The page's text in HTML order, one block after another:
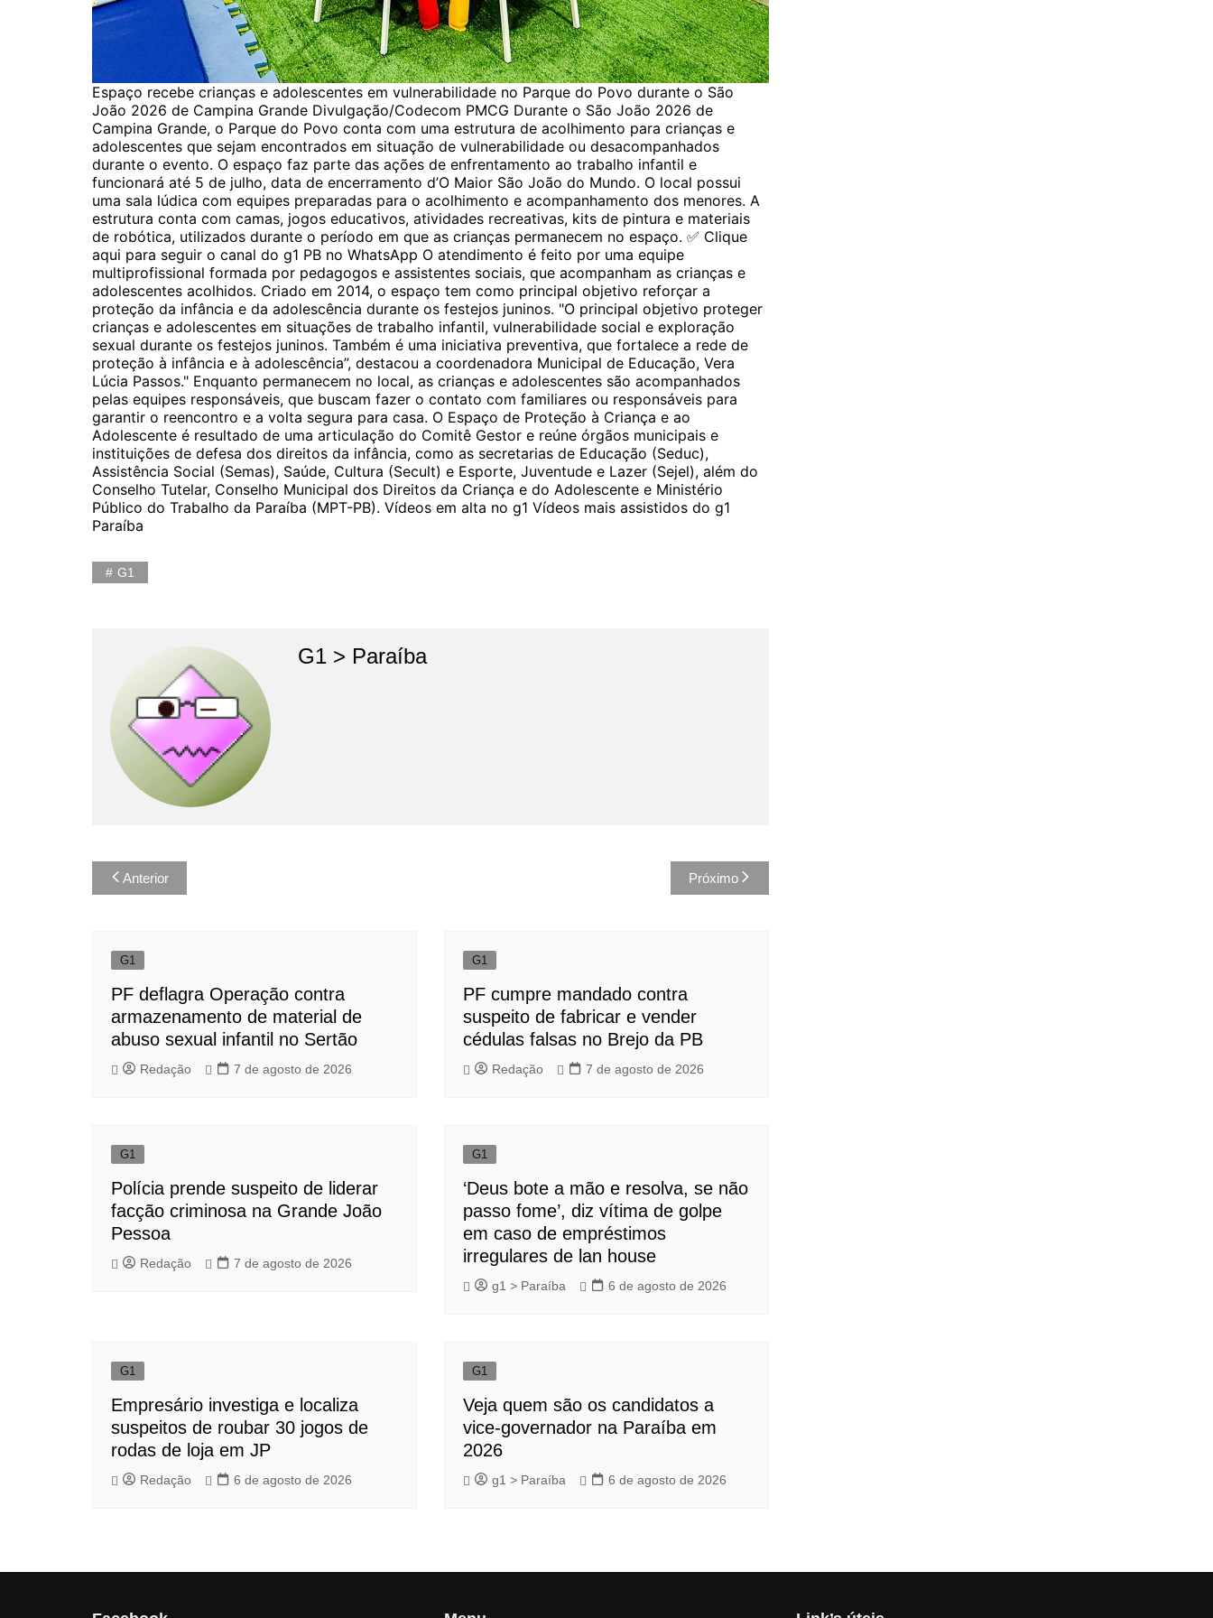
Espaço recebe crianças e adolescentes em vulnerabilidade no Parque do Povo durante o São
João 2026 de Campina Grande Divulgação/Codecom PMCG Durante o São João 2026 de
Campina Grande, o Parque do Povo conta com uma estrutura de acolhimento para crianças e
adolescentes que sejam encontrados em situação de vulnerabilidade ou desacompanhados
durante o evento. O espaço faz parte das ações de enfrentamento ao trabalho infantil e
funcionará até 5 de julho, data de encerramento d’O Maior São João do Mundo. O local possui
uma sala lúdica com equipes preparadas para o acolhimento e acompanhamento dos menores. A
estrutura conta com camas, jogos educativos, atividades recreativas, kits de pintura e materiais
de robótica, utilizados durante o período em que as crianças permanecem no espaço. ✅ Clique
aqui para seguir o canal do g1 PB no WhatsApp O atendimento é feito por uma equipe
multiprofissional formada por pedagogos e assistentes sociais, que acompanham as crianças e
adolescentes acolhidos. Criado em 2014, o espaço tem como principal objetivo reforçar a
proteção da infância e da adolescência durante os festejos juninos. "O principal objetivo proteger
crianças e adolescentes em situações de trabalho infantil, vulnerabilidade social e exploração
sexual durante os festejos juninos. Também é uma iniciativa preventiva, que fortalece a rede de
proteção à infância e à adolescência”, destacou a coordenadora Municipal de Educação, Vera
Lúcia Passos." Enquanto permanecem no local, as crianças e adolescentes são acompanhados
pelas equipes responsáveis, que buscam fazer o contato com familiares ou responsáveis para
garantir o reencontro e a volta segura para casa. O Espaço de Proteção à Criança e ao
Adolescente é resultado de uma articulação do Comitê Gestor e reúne órgãos municipais e
instituições de defesa dos direitos da infância, como as secretarias de Educação (Seduc),
Assistência Social (Semas), Saúde, Cultura (Secult) e Esporte, Juventude e Lazer (Sejel), além do
Conselho Tutelar, Conselho Municipal dos Direitos da Criança e do Adolescente e Ministério
Público do Trabalho da Paraíba (MPT-PB). Vídeos em alta no g1 Vídeos mais assistidos do g1
Paraíba
G1
G1 > Paraíba
Navegação
de
Anterior Próximo
G1
PF deflagra Operação contra
armazenamento de material de
abuso sexual infantil no Sertão
Redação 7 de agosto de 2026
G1
PF cumpre mandado contra
suspeito de fabricar e vender
cédulas falsas no Brejo da PB
Redação 7 de agosto de 2026
G1
Polícia prende suspeito de liderar
facção criminosa na Grande João
Pessoa
Redação 7 de agosto de 2026
G1
‘Deus bote a mão e resolva, se não
passo fome’, diz vítima de golpe
em caso de empréstimos
irregulares de lan house
g1 > Paraíba 6 de agosto de 2026
G1
Empresário investiga e localiza
suspeitos de roubar 30 jogos de
rodas de loja em JP
Redação 6 de agosto de 2026
G1
Veja quem são os candidatos a
vice-governador na Paraíba em
2026
g1 > Paraíba 6 de agosto de 2026